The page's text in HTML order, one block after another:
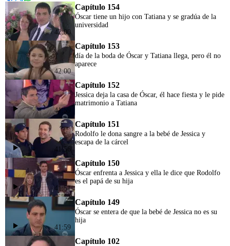
Whatsapp
42:00
Capítulo 154
Óscar tiene un hijo con Tatiana y se gradúa de la
universidad
42:00
Capítulo 153
día de la boda de Óscar y Tatiana llega, pero él no
aparece
41:59
Capítulo 152
Jessica deja la casa de Óscar, él hace fiesta y le pide
matrimonio a Tatiana
41:56
Capítulo 151
Rodolfo le dona sangre a la bebé de Jessica y
escapa de la cárcel
41:51
Capítulo 150
Óscar enfrenta a Jessica y ella le dice que Rodolfo
es el papá de su hija
41:59
Capítulo 149
Óscar se entera de que la bebé de Jessica no es su
hija
Capítulo 102